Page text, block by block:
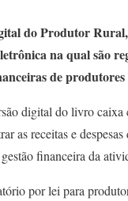
do Produtor
na qual são
de
digital do livro caixa
as receitas e
financeira da
por lei para